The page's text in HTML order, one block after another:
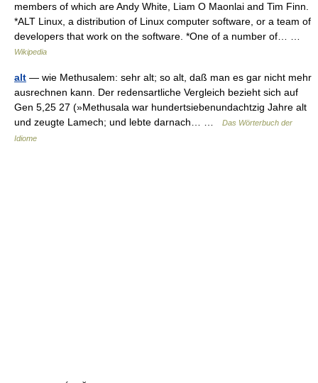
members of which are Andy White, Liam O Maonlai and Tim Finn.
*ALT Linux, a distribution of Linux computer software, or a team of
developers that work on the software. *One of a number of… …
Wikipedia
alt — wie Methusalem: sehr alt; so alt, daß man es gar nicht mehr
ausrechnen kann. Der redensartliche Vergleich bezieht sich auf
Gen 5,25 27 (»Methusala war hundertsiebenundachtzig Jahre alt
und zeugte Lamech; und lebte darnach… …
Das Wörterbuch der
Idiome